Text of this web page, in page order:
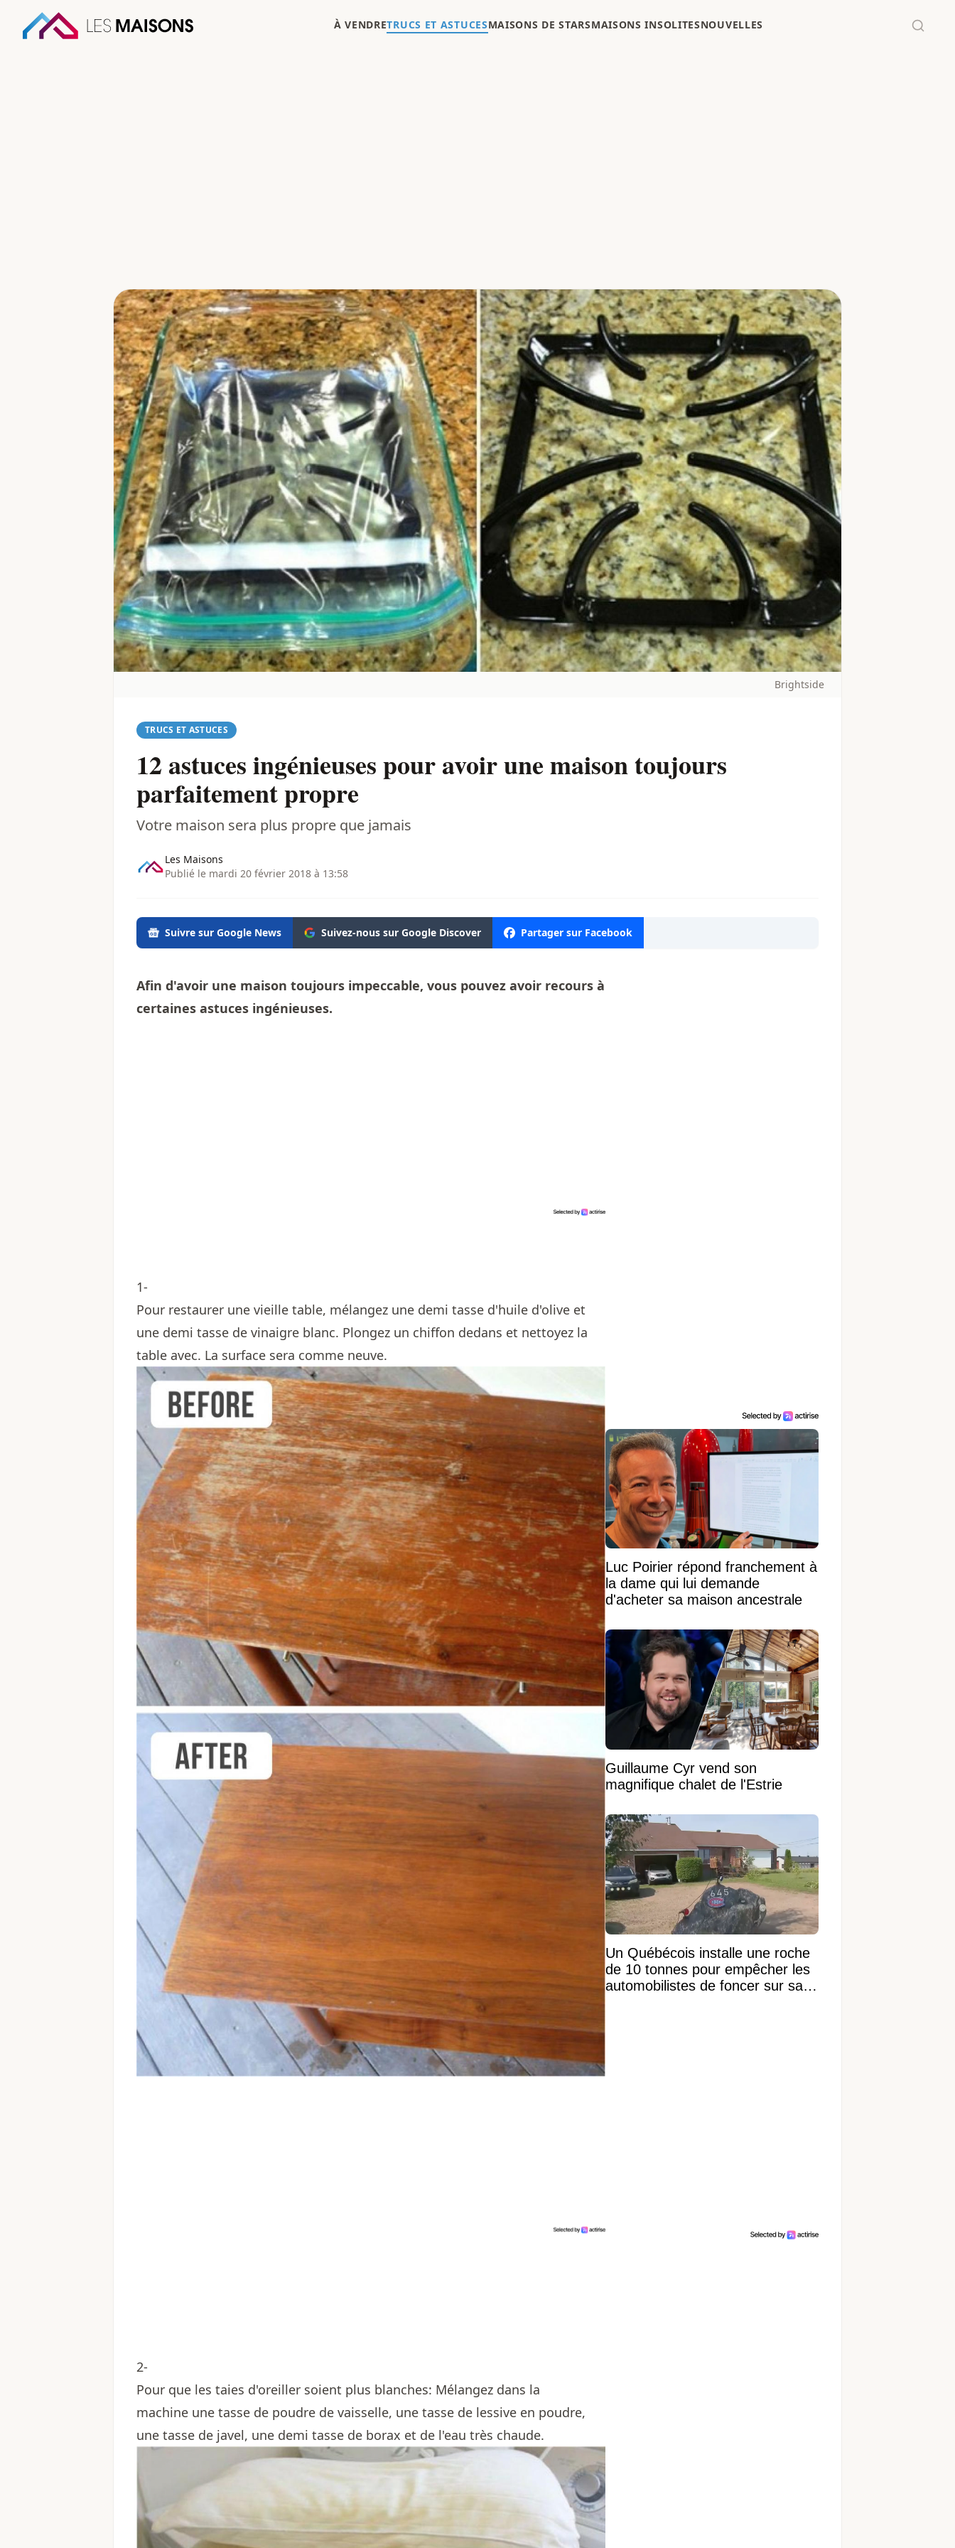
À VENDRETRUCS ET ASTUCESMAISONS DE STARSMAISONS INSOLITESNOUVELLES
Brightside
TRUCS ET ASTUCES
12 astuces ingénieuses pour avoir une maison toujours
parfaitement propre
Votre maison sera plus propre que jamais
Les Maisons
Publié le mardi 20 février 2018 à 13:58
Suivre sur Google News Suivez-nous sur Google Discover Partager sur Facebook
Afin d'avoir une maison toujours impeccable, vous pouvez avoir recours à
certaines astuces ingénieuses.
1-
Pour restaurer une vieille table, mélangez une demi tasse d'huile d'olive et
une demi tasse de vinaigre blanc. Plongez un chiffon dedans et nettoyez la
table avec. La surface sera comme neuve.
2-
Pour que les taies d'oreiller soient plus blanches: Mélangez dans la
machine une tasse de poudre de vaisselle, une tasse de lessive en poudre,
une tasse de javel, une demi tasse de borax et de l'eau très chaude.
Luc Poirier répond franchement à
la dame qui lui demande
d'acheter sa maison ancestrale
Guillaume Cyr vend son
magnifique chalet de l'Estrie
Un Québécois installe une roche
de 10 tonnes pour empêcher les
automobilistes de foncer sur sa